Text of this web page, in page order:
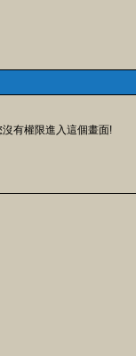
沒有權限進入這個畫面!